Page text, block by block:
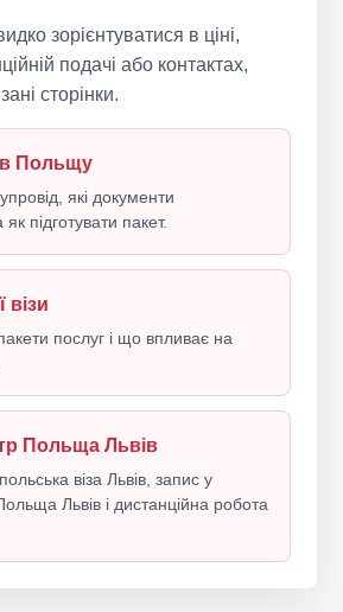
зорієнтуватися в ціні,
подачі або контактах,
сторінки.
в Польщу
які документи
підготувати пакет.
візи
послуг і що впливає на
Польща Львів
віза Львів, запис у
Львів і дистанційна робота